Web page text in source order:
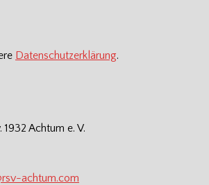
Datenschutzerklärung.
Achtum e. V.
achtum.com